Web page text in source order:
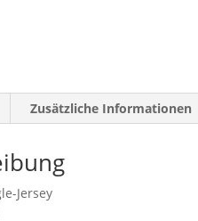
Zusätzliche Informationen
Jersey